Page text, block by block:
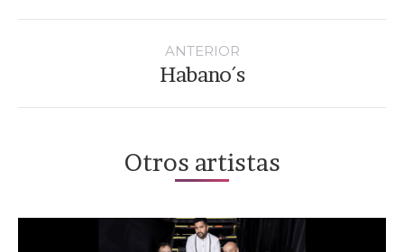
Navegación
ANTERIOR
Proyecto
Habano´s
Otros artistas